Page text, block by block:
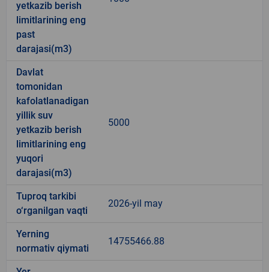
yetkazib berish
limitlarining eng
past
darajasi(m3)
Davlat
tomonidan
kafolatlanadigan
yillik suv
yetkazib berish
limitlarining eng
yuqori
darajasi(m3)
5000
Tuproq tarkibi
o‘rganilgan vaqti
2026-yil may
Yerning
normativ qiymati
14755466.88